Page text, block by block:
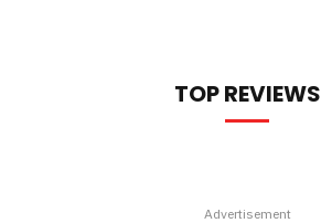
TOP REVIEWS
Advertisement